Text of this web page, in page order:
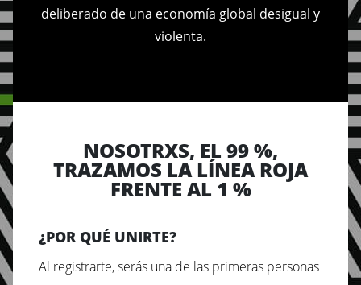
deliberado de una economía global desigual y
violenta.
NOSOTRXS, EL 99 %,
TRAZAMOS LA LÍNEA ROJA
FRENTE AL 1 %
¿POR QUÉ UNIRTE?
Al registrarte, serás una de las primeras personas